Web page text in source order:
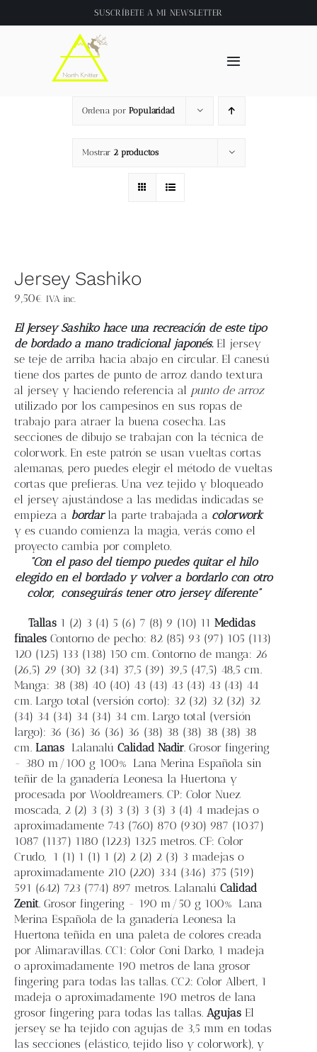
al
SUSCRÍBETE A MI NEWSLETTER
Toggle
Inicio
About
Tienda
Contacto
Newsletter
Carrito
Mi cuenta
Ordena por Popularidad
Mostrar 2 productos
Jersey Sashiko
9,50€ IVA inc.
El Jersey Sashiko hace una recreación de este tipo
de bordado a mano tradicional japonés.El jersey
se teje de arriba hacia abajo en circular. El canesú
tiene dos partes de punto de arroz dando textura
al jersey y haciendo referencia al punto de arroz
utilizado por los campesinos en sus ropas de
trabajo para atraer la buena cosecha. Las
secciones de dibujo se trabajan con la técnica de
colorwork. En este patrón se usan vueltas cortas
alemanas, pero puedes elegir el método de vueltas
cortas que prefieras. Una vez tejido y bloqueado
el jersey ajustándose a las medidas indicadas se
empieza a bordarla parte trabajada a colorwork
y es cuando comienza la magia, verás como el
proyecto cambia por completo.
“Con el paso del tiempo puedes quitar el hilo
elegido en el bordado y volver a bordarlo con otro
color,
conseguirás tener otro jersey diferente”
Tallas 1 (2) 3 (4) 5 (6) 7 (8) 9 (10) 11 Medidas
finales Contorno de pecho: 82 (85) 93 (97) 105 (113)
120 (125) 133 (138) 150 cm. Contorno de manga: 26
(26,5) 29 (30) 32 (34) 37,5 (39) 39,5 (47,5) 48,5 cm.
Manga: 38 (38) 40 (40) 43 (43) 43 (43) 43 (43) 44
cm. Largo total (versión corto): 32 (32) 32 (32) 32
(34) 34 (34) 34 (34) 34 cm. Largo total (versión
largo): 36 (36) 36 (36) 36 (38) 38 (38) 38 (38) 38
cm. Lanas Lalanalú Calidad Nadir. Grosor fingering
- 380 m/100 g 100% Lana Merina Española sin
teñir de la ganadería Leonesa la Huertona y
procesada por Wooldreamers. CP: Color Nuez
moscada, 2 (2) 3 (3) 3 (3) 3 (3) 3 (4) 4 madejas o
aproximadamente 743 (760) 870 (930) 987 (1037)
1087 (1137) 1180 (1223) 1325 metros. CF: Color
Crudo, 1 (1) 1 (1) 1 (2) 2 (2) 2 (3) 3 madejas o
aproximadamente 210 (220) 334 (346) 375 (519)
591 (642) 723 (774) 897 metros. Lalanalú Calidad
Zenit. Grosor fingering - 190 m/50 g 100% Lana
Merina Española de la ganadería Leonesa la
Huertona teñida en una paleta de colores creada
por Alimaravillas. CC1: Color Coni Darko, 1 madeja
o aproximadamente 190 metros de lana grosor
fingering para todas las tallas. CC2: Color Albert, 1
madeja o aproximadamente 190 metros de lana
grosor fingering para todas las tallas. Agujas El
jersey se ha tejido con agujas de 3,5 mm en todas
las secciones (elástico, tejido liso y colorwork), y